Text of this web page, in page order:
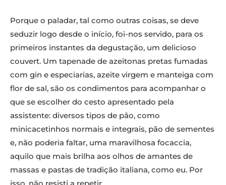
Porque o paladar, tal como outras coisas, se deve
seduzir logo desde o início, foi-nos servido, para os
primeiros instantes da degustação, um delicioso
couvert. Um tapenade de azeitonas pretas fumadas
com gin e especiarias, azeite virgem e manteiga com
flor de sal, são os condimentos para acompanhar o
que se escolher do cesto apresentado pela
assistente: diversos tipos de pão, como
minicacetinhos normais e integrais, pão de sementes
e, não poderia faltar, uma maravilhosa focaccia,
aquilo que mais brilha aos olhos de amantes de
massas e pastas de tradição italiana, como eu. Por